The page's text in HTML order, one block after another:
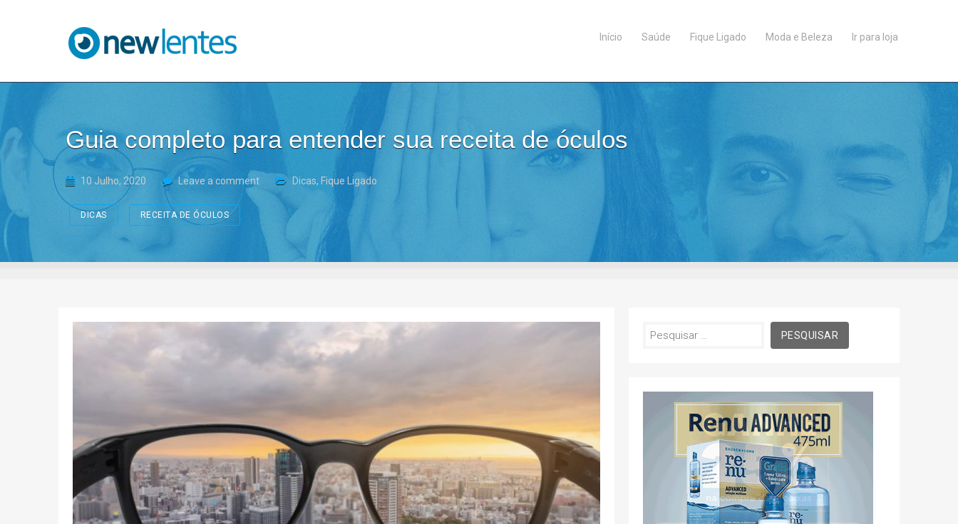
Blog NewLentes Início Saúde Fique Ligado Moda e Beleza Ir para loja
Guia completo para entender sua receita de óculos
10 Julho, 2020 Leave a comment Dicas, Fique Ligado
DICAS RECEITA DE ÓCULOS
Pesquisar